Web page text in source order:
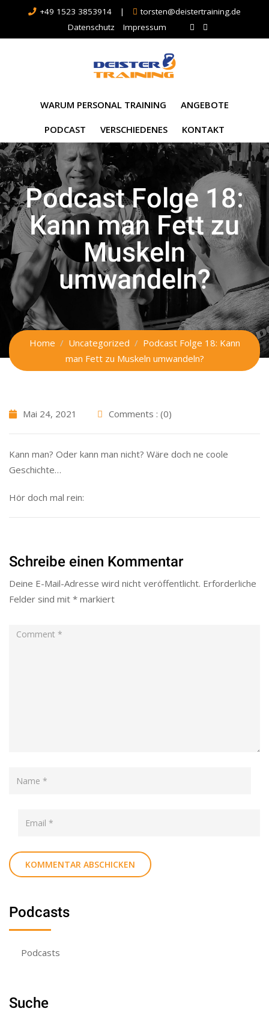
+49 1523 3853914 |
torsten@deistertraining.de
Datenschutz
Impressum
WARUM PERSONAL TRAINING ANGEBOTE
PODCAST VERSCHIEDENES KONTAKT
Podcast Folge 18:
Kann man Fett zu
Muskeln
umwandeln?
Home Uncategorized
Podcast Folge 18: Kann
man Fett zu Muskeln umwandeln?
Mai 24, 2021 Comments : (0)
Kann man? Oder kann man nicht? Wäre doch ne coole
Geschichte…
Hör doch mal rein:
Schreibe einen Kommentar
Deine E-Mail-Adresse wird nicht veröffentlicht. Erforderliche
Felder sind mit * markiert
Podcasts
Podcasts
Suche